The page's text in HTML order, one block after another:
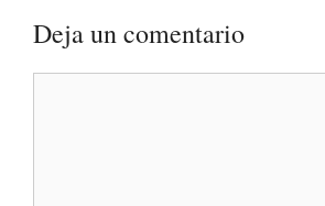
Deja un comentario